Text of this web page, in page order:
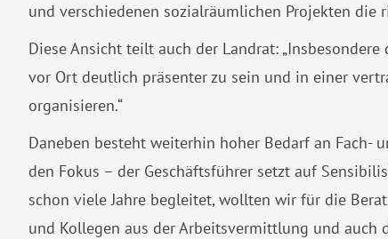
und verschiedenen sozialräumlichen Projekten die
Diese Ansicht teilt auch der Landrat:
vor Ort deutlich präsenter zu sein und in einer
organisieren.“
Daneben besteht weiterhin hoher Bedarf an Fach-
den Fokus – der Geschäftsführer setzt auf
schon viele Jahre begleitet, wollten wir für die
und Kollegen aus der Arbeitsvermittlung und auch